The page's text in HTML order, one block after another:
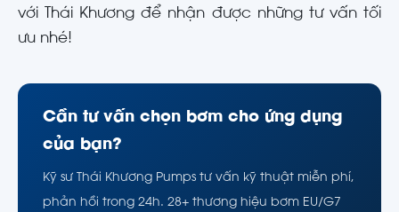
với Thái Khương để nhận được những tư vấn tối
ưu nhé!
Cần tư vấn chọn bơm cho ứng dụng
của bạn?
Kỹ sư Thái Khương Pumps tư vấn kỹ thuật miễn phí,
phản hồi trong 24h. 28+ thương hiệu bơm EU/G7